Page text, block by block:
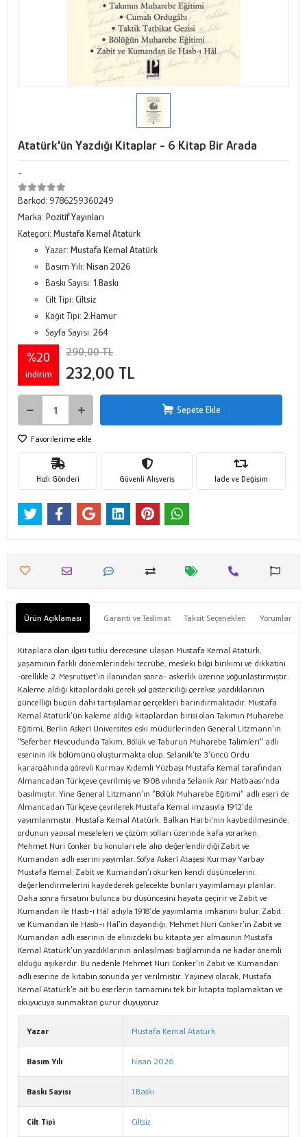
Atatürk'ün Yazdığı Kitaplar - 6 Kitap Bir Arada
-
Barkod: 9786259360249
Marka: Pozitif Yayınları
Kategori: Mustafa Kemal Atatürk
Yazar: Mustafa Kemal Atatürk
Basım Yılı: Nisan 2026
Baskı Sayısı: 1.Baskı
Cilt Tipi: Ciltsiz
Kağıt Tipi: 2.Hamur
Sayfa Sayısı: 264
%20
indirim
290,00 TL
232,00 TL
Sepete Ekle
Favorilerime ekle
Hızlı Gönderi Güvenli Alışveriş İade ve Değişim
Ürün Açıklaması Garanti ve Teslimat Taksit Seçenekleri Yorumlar
Kitaplara olan ilgisi tutku derecesine ulaşan Mustafa Kemal Atatürk,
yaşamının farklı dönemlerindeki tecrübe, mesleki bilgi birikimi ve dikkatini
-özellikle 2. Meşrutiyet’in ilanından sonra- askerlik üzerine yoğunlaştırmıştır.
Kaleme aldığı kitaplardaki gerek yol göstericiliği gerekse yazdıklarının
güncelliği bugün dahi tartışılamaz gerçekleri barındırmaktadır. Mustafa
Kemal Atatürk’ün kaleme aldığı kitaplardan birisi olan Takımın Muharebe
Eğitimi, Berlin Askerî Üniversitesi eski müdürlerinden General Litzmann’ın
"Seferber Mevcudunda Takım, Bölük ve Taburun Muharebe Talimleri" adlı
eserinin ilk bölümünü oluşturmakta olup, Selanik’te 3’üncü Ordu
karargâhında görevli Kurmay Kıdemli Yüzbaşı Mustafa Kemal tarafından
Almancadan Türkçeye çevrilmiş ve 1908 yılında Selanik Asır Matbaası’nda
basılmıştır. Yine General Litzmann’ın “Bölük Muharebe Eğitimi” adlı eseri de
Almancadan Türkçeye çevrilerek Mustafa Kemal imzasıyla 1912’de
yayımlanmıştır. Mustafa Kemal Atatürk, Balkan Harbi’nin kaybedilmesinde,
ordunun yapısal meseleleri ve çözüm yolları üzerinde kafa yorarken,
Mehmet Nuri Conker bu konuları ele alıp değerlendirdiği Zabit ve
Kumandan adlı eserini yayımlar. Sofya Askerî Ataşesi Kurmay Yarbay
Mustafa Kemal; Zabit ve Kumandan’ı okurken kendi düşüncelerini,
değerlendirmelerini kaydederek gelecekte bunları yayımlamayı planlar.
Daha sonra fırsatını bulunca bu düşüncesini hayata geçirir ve Zabit ve
Kumandan ile Hasb-ı Hâl adıyla 1918’de yayımlama imkânını bulur. Zabit
ve Kumandan ile Hasb-ı Hâl’in dayandığı, Mehmet Nuri Conker’in Zabit ve
Kumandan adlı eserinin de elinizdeki bu kitapta yer almasının Mustafa
Kemal Atatürk’ün yazdıklarının anlaşılması bağlamında ne kadar önemli
olduğu aşikârdır. Bu nedenle Mehmet Nuri Conker’in Zabit ve Kumandan
adlı eserine de kitabın sonunda yer verilmiştir. Yayınevi olarak, Mustafa
Kemal Atatürk’e ait bu eserlerin tamamını tek bir kitapta toplamaktan ve
okuyucuya sunmaktan gurur duyuyoruz
Yazar Mustafa Kemal Atatürk
Basım Yılı Nisan 2026
Baskı Sayısı 1.Baskı
Cilt Tipi Ciltsiz